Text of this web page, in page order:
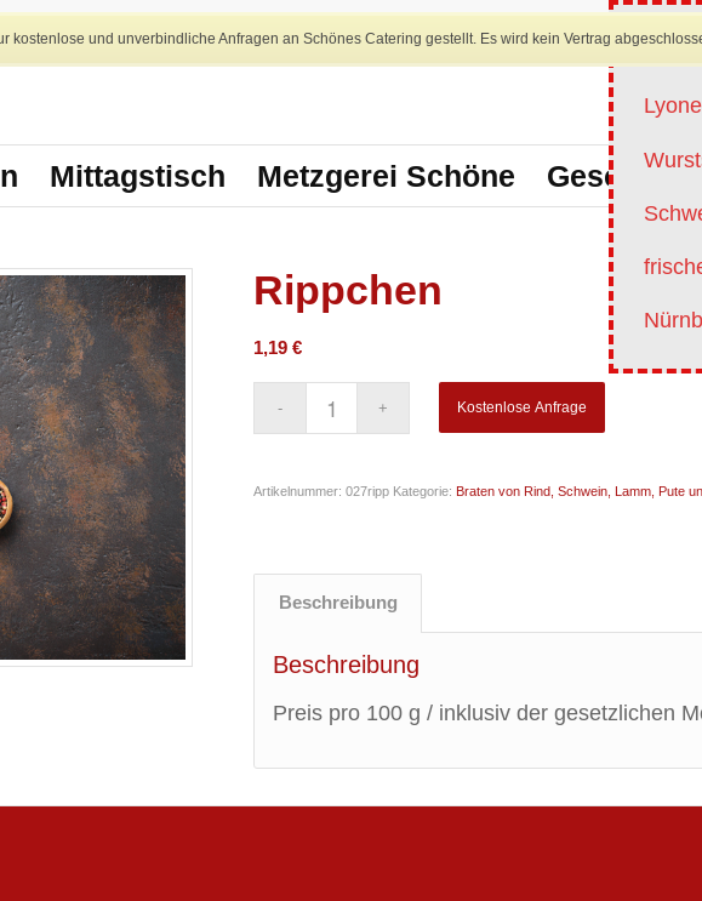
kostenlose und unverbindliche Anfragen an Schönes Catering gestellt. Es wird kein Vertrag
Mittagstisch Metzgerei Schöne
Rippchen
1,19€
Kostenlose Anfrage
Artikelnummer:027ripp Kategorie: Braten von Rind, Schwein, Lamm, Pute
Beschreibung
Beschreibung
Preis pro 100 g / inklusiv der gesetzlichen